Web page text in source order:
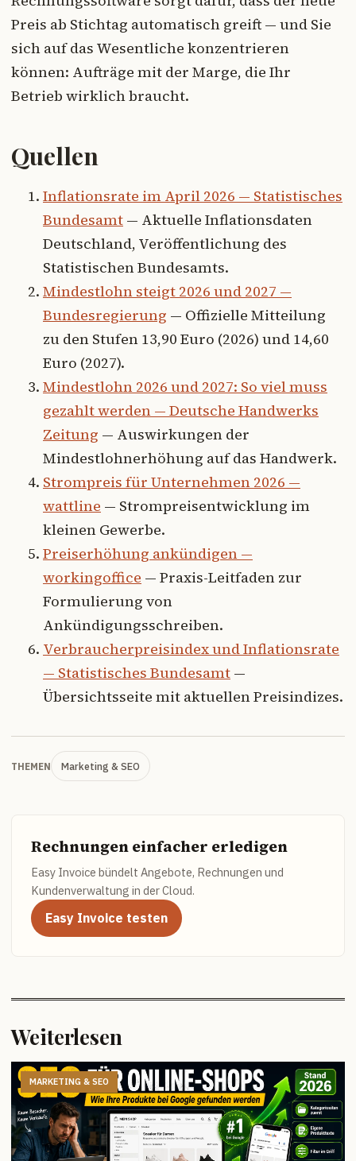
Preis ab Stichtag automatisch greift — und Sie
sich auf das Wesentliche konzentrieren
können: Aufträge mit der Marge, die Ihr
Betrieb wirklich braucht.
Quellen
Inflationsrate im April 2026 — Statistisches
Bundesamt — Aktuelle Inflationsdaten
Deutschland, Veröffentlichung des
Statistischen Bundesamts.
Mindestlohn steigt 2026 und 2027 —
Bundesregierung — Offizielle Mitteilung
zu den Stufen 13,90 Euro (2026) und 14,60
Euro (2027).
Mindestlohn 2026 und 2027: So viel muss
gezahlt werden — Deutsche Handwerks
Zeitung — Auswirkungen der
Mindestlohnerhöhung auf das Handwerk.
Strompreis für Unternehmen 2026 —
wattline — Strompreisentwicklung im
kleinen Gewerbe.
Preiserhöhung ankündigen —
workingoffice — Praxis-Leitfaden zur
Formulierung von
Ankündigungsschreiben.
Verbraucherpreisindex und Inflationsrate
— Statistisches Bundesamt —
Übersichtsseite mit aktuellen Preisindizes.
THEMEN Marketing & SEO
Rechnungen einfacher erledigen
Easy Invoice bündelt Angebote, Rechnungen und
Kundenverwaltung in der Cloud.
Easy Invoice testen
Weiterlesen
MARKETING & SEO